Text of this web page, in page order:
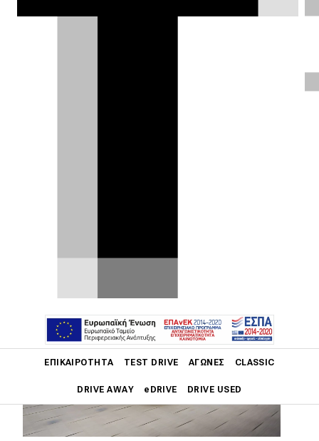
ΕΠΙΚΑΙΡΌΤΗΤΑ TEST DRIVE ΑΓΏΝΕΣ CLASSIC
DRIVE AWAY eDRIVE DRIVE USED
Main navigation